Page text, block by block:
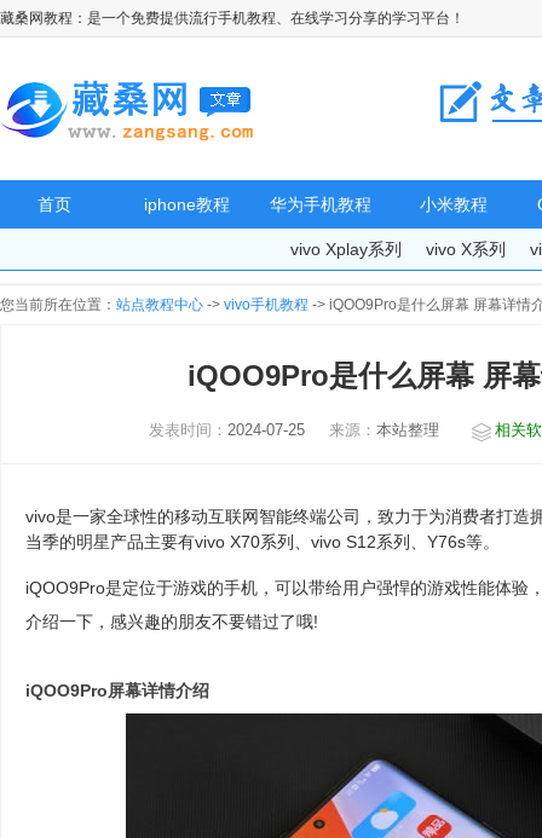
藏桑网教程：是一个免费提供流行手机教程、在线学习分享的学习平台！
首页 iphone教程 华为手机教程 小米教程
vivo Xplay系列 vivo X系列
您当前所在位置： 站点教程中心 -> vivo手机教程 -> iQOO9Pro是什么屏幕 屏幕详情
iQOO9Pro是什么屏幕 屏
发表时间： 2024-07-25 来源： 本站整理 相关
vivo是一家全球性的移动互联网智能终端公司，致力于为消费者打
当季的明星产品主要有vivo X70系列、vivo S12系列、Y76s等。
iQOO9Pro是定位于游戏的手机，可以带给用户强悍的游戏性能体
介绍一下，感兴趣的朋友不要错过了哦!
iQOO9Pro屏幕详情介绍